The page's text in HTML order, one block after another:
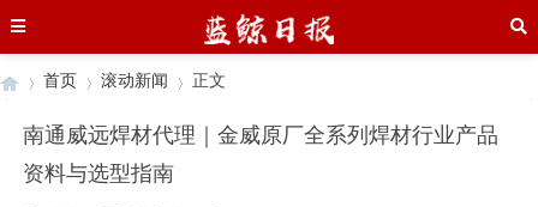
首页
›
滚动新闻
›
正文
南通威远焊材代理｜金威原厂全系列焊材行业产品
资料与选型指南